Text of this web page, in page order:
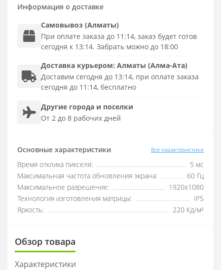
Информация о доставке
Самовывоз (Алматы)
При оплате заказа до 11:14, заказ будет готов
сегодня к 13:14. Забрать можно до 18:00
Доставка курьером: Алматы (Алма-Ата)
Доставим сегодня до 13:14, при оплате заказа
сегодня до 11:14, бесплатно
Другие города и поселки
От 2 до 8 рабочих дней
Основные характеристики Все характеристики
Время отклика пикселя:
5 мс
Максимальная частота обновления экрана:
60 Гц
Максимальное разрешение:
1920x1080
Технология изготовления матрицы:
IPS
Яркость:
220 Кд/м²
Обзор товара
Характеристики